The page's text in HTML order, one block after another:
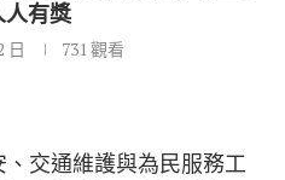
人有獎
日 731觀看
交通維護與為民服務工